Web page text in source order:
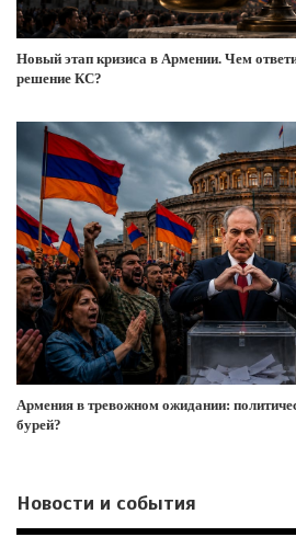
Новый этап кризиса в Армении. Чем
решение КС?
Армения в тревожном ожидании:
бурей?
Новости и события